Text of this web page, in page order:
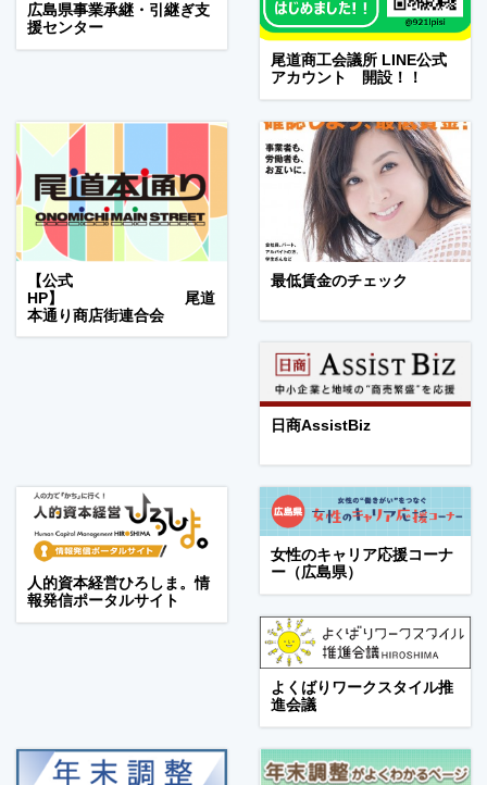
広島県事業承継・引継ぎ支
援センター
尾道商工会議所 LINE公式
アカウント 開設！！
【公式
HP】 尾道
本通り商店街連合会
最低賃金のチェック
日商AssistBiz
人的資本経営ひろしま。情
報発信ポータルサイト
女性のキャリア応援コーナ
ー（広島県）
よくばりワークスタイル推
進会議